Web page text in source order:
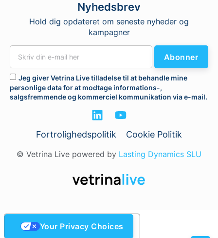
Nyhedsbrev
Hold dig opdateret om seneste nyheder og
kampagner
Jeg giver Vetrina Live tilladelse til at behandle mine
personlige data for at modtage informations-,
salgsfremmende og kommerciel kommunikation via e-mail.
Abonner
Fortrolighedspolitik Cookie Politik
© Vetrina Live powered by Lasting Dynamics SLU
Your Privacy Choices